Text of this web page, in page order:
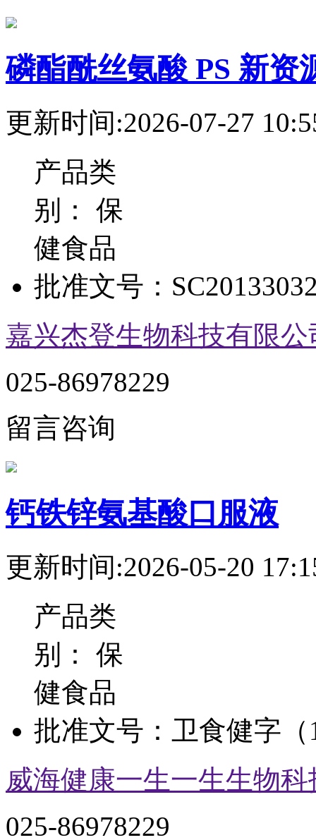
磷酯酰丝氨酸 PS 新资
更新时间:2026-07-27
产品类
别： 保
健食品
批准文号：
嘉兴杰登生物科技有限公
025-86978229
留言咨询
钙铁锌氨基酸口服液
更新时间:2026-05-20
产品类
别： 保
健食品
批准文号： 卫食健字（
威海健康一生一生生物
025-86978229